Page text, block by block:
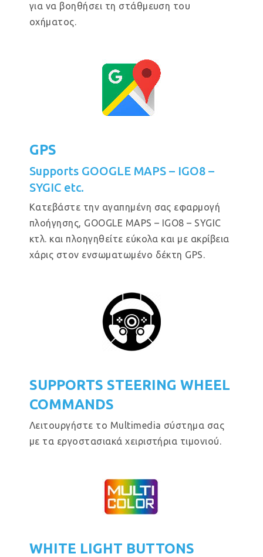
για να βοηθήσει τη στάθμευση του
οχήματος.
GPS
Supports GOOGLE MAPS – IGO8 –
SYGIC etc.
Κατεβάστε την αγαπημένη σας εφαρμογή
πλοήγησης, GOOGLE MAPS – IGO8 – SYGIC
κτλ. και πλοηγηθείτε εύκολα και με ακρίβεια
χάρις στον ενσωματωμένο δέκτη GPS.
SUPPORTS STEERING WHEEL
COMMANDS
Λειτουργήστε το Multimedia σύστημα σας
με τα εργοστασιακά χειριστήρια τιμονιού.
WHITE LIGHT BUTTONS